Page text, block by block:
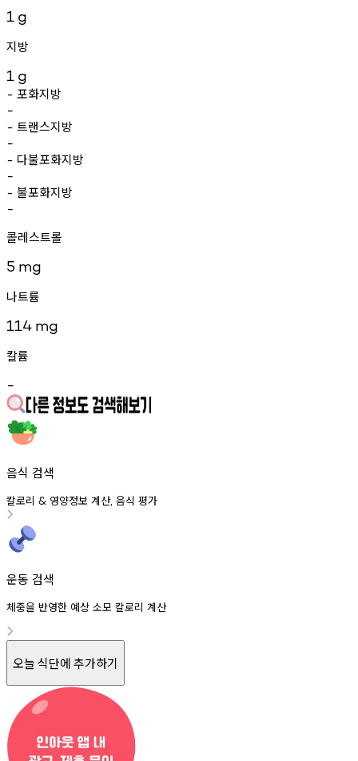
1 g
지방
1 g
- 포화지방
-
- 트랜스지방
-
- 다불포화지방
-
- 불포화지방
-
콜레스트롤
5 mg
나트륨
114 mg
칼륨
-
음식 검색
칼로리 & 영양정보 계산, 음식 평가
운동 검색
체중을 반영한 예상 소모 칼로리 계산
오늘 식단에 추가하기